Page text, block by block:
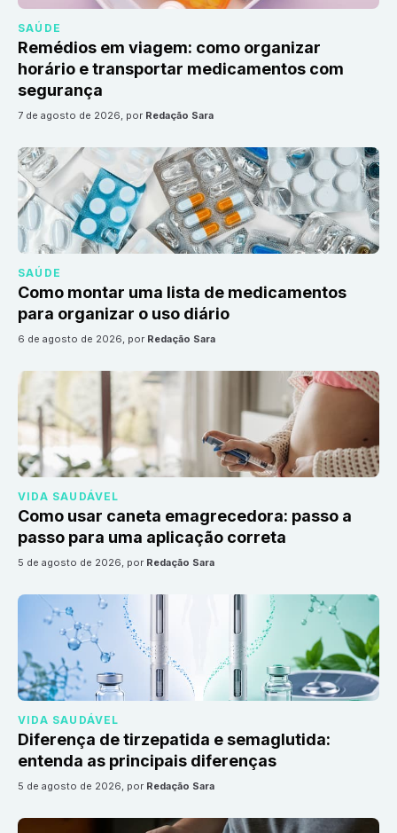
SAÚDE
Remédios em viagem: como organizar
horário e transportar medicamentos com
segurança
7 de agosto de 2026, por Redação Sara
SAÚDE
Como montar uma lista de medicamentos
para organizar o uso diário
6 de agosto de 2026, por Redação Sara
VIDA SAUDÁVEL
Como usar caneta emagrecedora: passo a
passo para uma aplicação correta
5 de agosto de 2026, por Redação Sara
VIDA SAUDÁVEL
Diferença de tirzepatida e semaglutida:
entenda as principais diferenças
5 de agosto de 2026, por Redação Sara